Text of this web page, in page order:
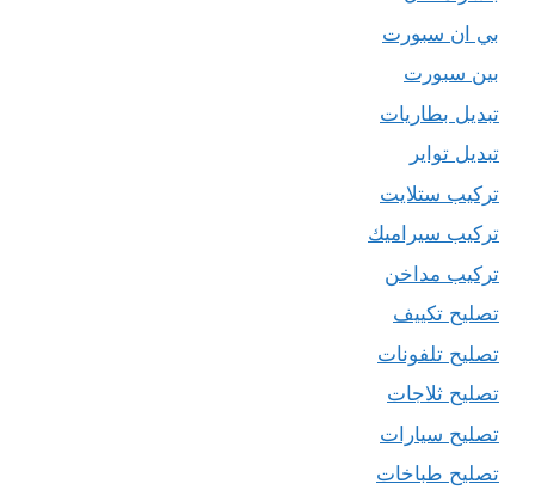
بي ان سبورت
بين سبورت
تبديل بطاريات
تبديل تواير
تركيب ستلايت
تركيب سيراميك
تركيب مداخن
تصليح تكييف
تصليح تلفونات
تصليح ثلاجات
تصليح سيارات
تصليح طباخات